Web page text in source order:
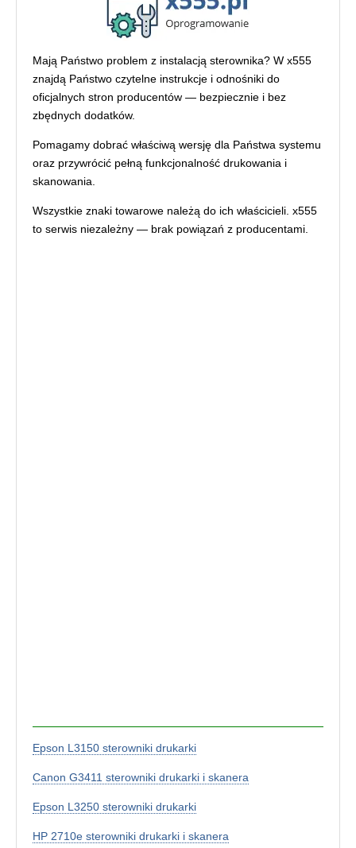
Mają Państwo problem z instalacją sterownika? W x555
znajdą Państwo czytelne instrukcje i odnośniki do
oficjalnych stron producentów — bezpiecznie i bez
zbędnych dodatków.
Pomagamy dobrać właściwą wersję dla Państwa systemu
oraz przywrócić pełną funkcjonalność drukowania i
skanowania.
Wszystkie znaki towarowe należą do ich właścicieli. x555
to serwis niezależny — brak powiązań z producentami.
Epson L3150 sterowniki drukarki
Canon G3411 sterowniki drukarki i skanera
Epson L3250 sterowniki drukarki
HP 2710e sterowniki drukarki i skanera